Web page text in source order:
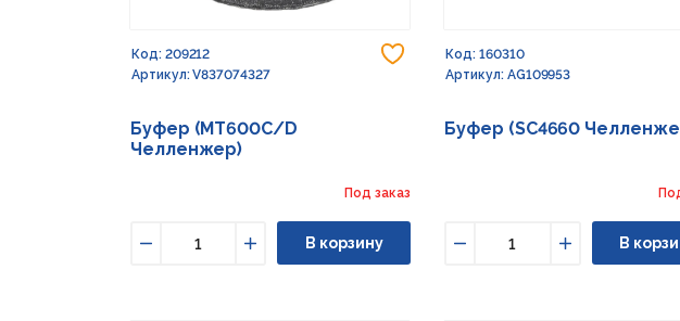
Добавить в избранное
Код: 209212
Артикул: V837074327
Буфер (MT600C/D
Челленжер)
Под заказ
Увеличить
В корзину
Код: 160310
Артикул: AG109953
Буфер (SC4660
Увеличить
В